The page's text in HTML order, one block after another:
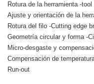
Rotura de la herramienta -tool
Ajuste y orientación de la
Rotura del filo -Cutting edge
Geometría circular y forma -
Micro-desgaste y
Compensación de
Run-out